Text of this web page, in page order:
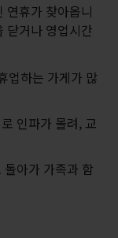
연휴가 찾아옵니
닫거나 영업시간
업하는 가게가 많
인파가 몰려, 교
아가 가족과 함